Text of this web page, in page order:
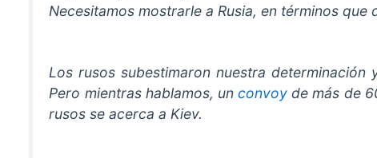
Necesitamos mostrarle a Rusia, en términos que
Los rusos subestimaron nuestra determinación
Pero mientras hablamos, unconvoy de más de
rusos se acerca a Kiev.